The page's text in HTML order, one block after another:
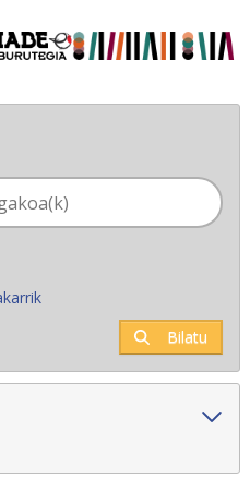
- Liburutegia
Bilatu